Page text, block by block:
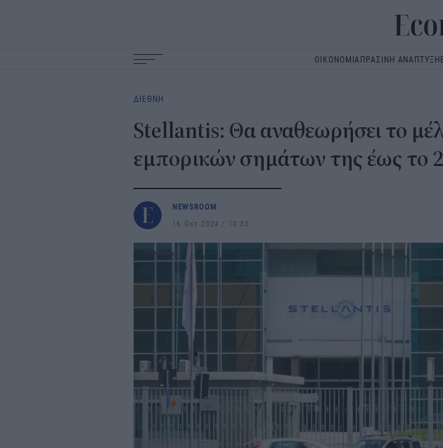
ΟΙΚΟΝΟΜΙΑΠΡΑΣΙΝΗ ΑΝΑΠΤΥΞΗ
navigation
ΔΙΕΘΝΗ
Stellantis: Θα αναθεωρήσει το
εμπορικών σημάτων της έως το
NEWSROOM
16 Οκτ 2024
10:30